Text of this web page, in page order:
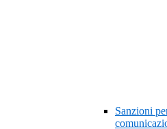
Sanzioni